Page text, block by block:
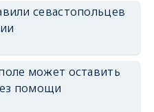
севастопольцев
может оставить
помощи